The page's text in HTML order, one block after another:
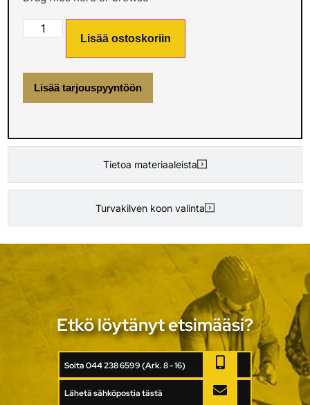
Tietoa materiaaleista
Turvakilven koon valinta
Lisää ostoskoriin
Lisää tarjouspyyntöön
Etkö löytänyt etsimääsi?
Soita 044 238 6599 (Ark. 8 - 16)
Lähetä sähköpostia tästä